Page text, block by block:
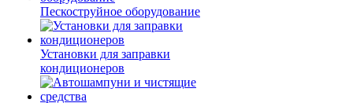
Пескоструйное оборудование
Установки для заправки
кондиционеров